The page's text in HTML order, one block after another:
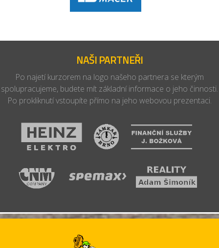
NAŠI PARTNEŘI
Po najetí kurzorem na logo našeho partnera se kterým
spolupracujeme, budete mít základní informace o jeho činnosti.
Po prokliknutí vstoupíte přímo na jeho webovou prezentaci.